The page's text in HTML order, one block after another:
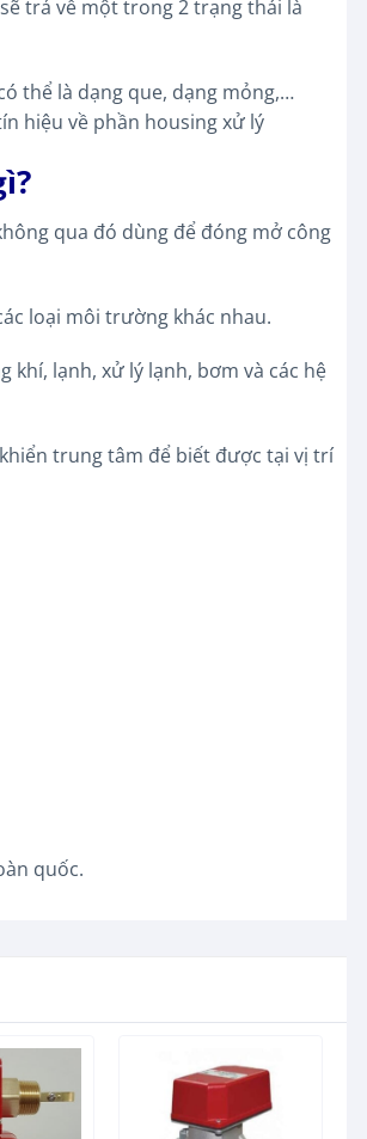
trả về một trong 2 trạng thái là
thể là dạng que, dạng mỏng,…
hiệu về phần housing xử lý
qua đó dùng để đóng mở công
loại môi trường khác nhau.
lạnh, xử lý lạnh, bơm và các hệ
trung tâm để biết được tại vị trí
quốc.